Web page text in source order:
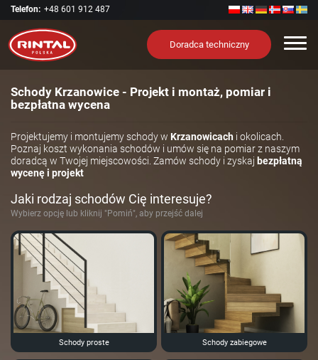
Telefon: +48 601 912 487
Doradca techniczny
Schody Krzanowice - Projekt i montaż, pomiar i
bezpłatna wycena
Projektujemy i montujemy schody w Krzanowicach i okolicach.
Poznaj koszt wykonania schodów i umów się na pomiar z naszym
doradcą w Twojej miejscowości. Zamów schody i zyskaj bezpłatną
wycenę i projekt
Jaki rodzaj schodów Cię interesuje?
Wybierz opcję lub kliknij "Pomiń", aby przejść dalej
Schody proste Schody zabiegowe